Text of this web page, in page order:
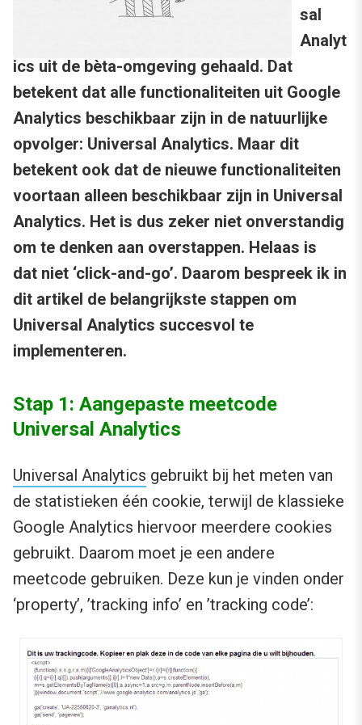
sal
Analyt
ics uit de bèta-omgeving gehaald. Dat
betekent dat alle functionaliteiten uit Google
Analytics beschikbaar zijn in de natuurlijke
opvolger: Universal Analytics. Maar dit
betekent ook dat de nieuwe functionaliteiten
voortaan alleen beschikbaar zijn in Universal
Analytics. Het is dus zeker niet onverstandig
om te denken aan overstappen. Helaas is
dat niet ‘click-and-go’. Daarom bespreek ik in
dit artikel de belangrijkste stappen om
Universal Analytics succesvol te
implementeren.
Stap 1: Aangepaste meetcode
Universal Analytics
Universal Analytics gebruikt bij het meten van
de statistieken één cookie, terwijl de klassieke
Google Analytics hiervoor meerdere cookies
gebruikt. Daarom moet je een andere
meetcode gebruiken. Deze kun je vinden onder
‘property’, ’tracking info’ en ’tracking code’: